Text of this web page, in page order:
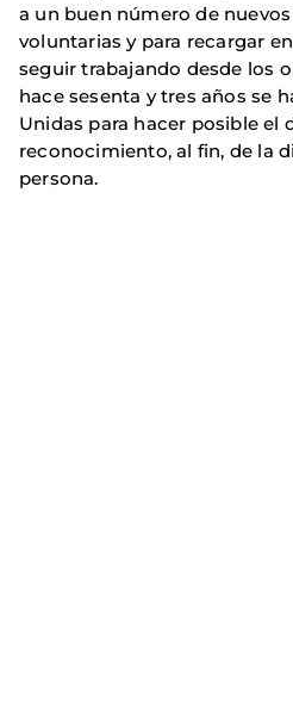
a un buen número de
voluntarias y para recargar
seguir trabajando desde los
hace sesenta y tres años se
Unidas para hacer posible el
reconocimiento, al fin, de la
persona.